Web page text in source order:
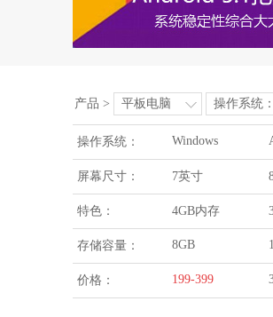
产品 > 平板电脑 操作系统：
操作系统： Windows
屏幕尺寸： 7英寸
特色： 4GB内存
存储容量： 8GB
价格： 199-399